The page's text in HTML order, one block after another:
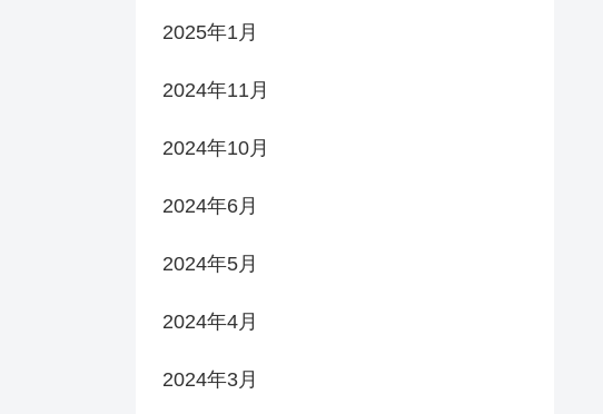
2025年1月
2024年11月
2024年10月
2024年6月
2024年5月
2024年4月
2024年3月